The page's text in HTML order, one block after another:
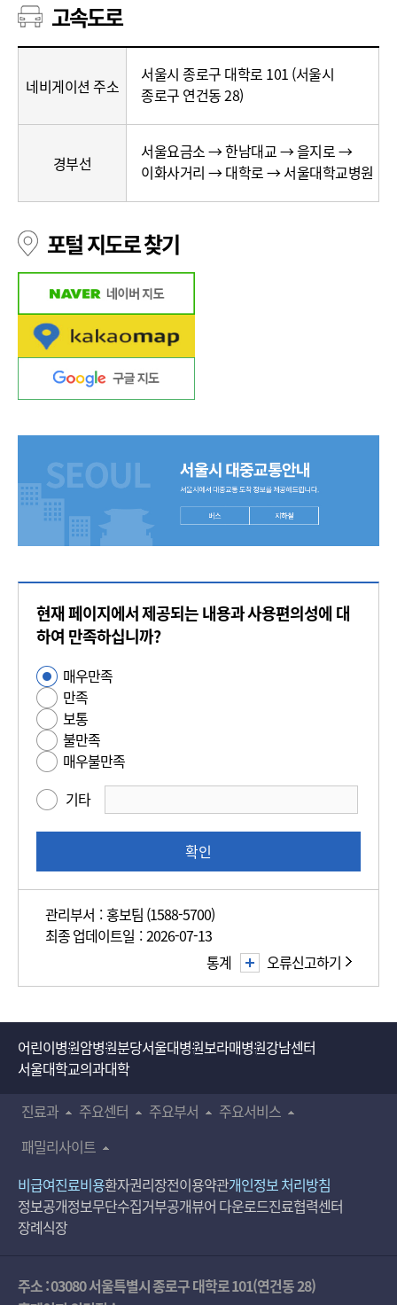
고속도로
속
로
로,
경
로)
네비게이션 주소
서울시 종로구 대학로 101 (서울시
종로구 연건동 28)
경부선
서울요금소 → 한남대교 → 을지로 →
이화사거리 → 대학로 → 서울대학교병원
포털 지도로 찾기
현재 페이지에서 제공되는 내용과 사용편의성에 대
하여 만족하십니까?
사
용
편
의
성
족
사
매우만족
만족
보통
불만족
매우불만족
기타
확인
관리부서 : 홍보팀 (1588-5700)
최종 업데이트일 : 2026-07-13
오류신고하기
통계
어린이병원암병원분당서울대병원보라매병원강남센터
서울대학교의과대학
진료과
주요센터 주요부서
주요서비스
패밀리사이트
비급여진료비용환자권리장전이용약관개인정보 처리방침
정보공개정보무단수집거부공개뷰어 다운로드진료협력센터
장례식장
주소 : 03080 서울특별시 종로구 대학로 101(연건동 28)